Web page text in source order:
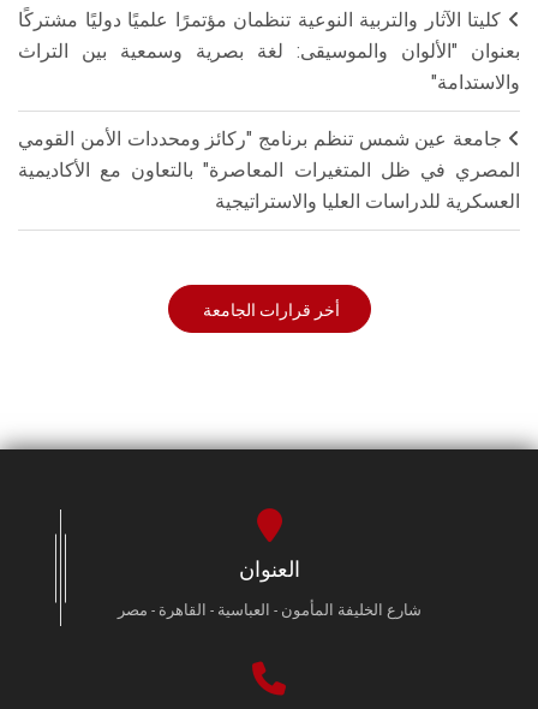
كليتا الآثار والتربية النوعية تنظمان مؤتمرًا علميًا دوليًا مشتركًا
بعنوان "الألوان والموسيقى: لغة بصرية وسمعية بين التراث
والاستدامة"
جامعة عين شمس تنظم برنامج "ركائز ومحددات الأمن القومي
المصري في ظل المتغيرات المعاصرة" بالتعاون مع الأكاديمية
العسكرية للدراسات العليا والاستراتيجية
أخر قرارات الجامعة
العنوان
شارع الخليفة المأمون - العباسية - القاهرة - مصر